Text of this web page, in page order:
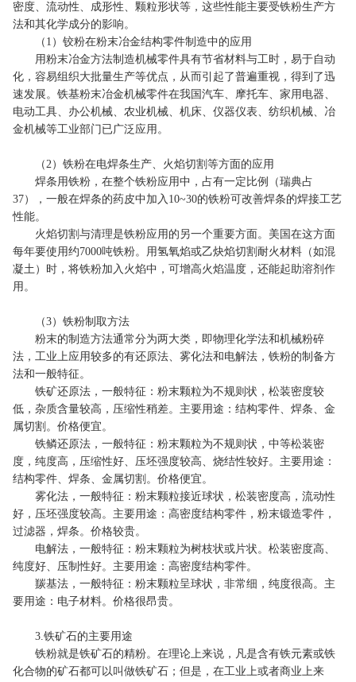
密度、流动性、成形性、颗粒形状等，这些性能主要受铁粉生产方
法和其化学成分的影响。
（1）铰粉在粉末冶金结构零件制造中的应用
用粉末冶金方法制造机械零件具有节省材料与工时，易于自动
化，容易组织大批量生产等优点，从而引起了普遍重视，得到了迅
速发展。铁基粉末冶金机械零件在我国汽车、摩托车、家用电器、
电动工具、办公机械、农业机械、机床、仪器仪表、纺织机械、冶
金机械等工业部门已广泛应用。
（2）铁粉在电焊条生产、火焰切割等方面的应用
焊条用铁粉，在整个铁粉应用中，占有一定比例（瑞典占
37），一般在焊条的药皮中加入10~30的铁粉可改善焊条的焊接工艺
性能。
火焰切割与清理是铁粉应用的另一个重要方面。美国在这方面
每年要使用约7000吨铁粉。用氢氧焰或乙炔焰切割耐火材料（如混
凝土）时，将铁粉加入火焰中，可增高火焰温度，还能起助溶剂作
用。
（3）铁粉制取方法
粉末的制造方法通常分为两大类，即物理化学法和机械粉碎
法，工业上应用较多的有还原法、雾化法和电解法，铁粉的制备方
法和一般特征。
铁矿还原法，一般特征：粉末颗粒为不规则状，松装密度较
低，杂质含量较高，压缩性稍差。主要用途：结构零件、焊条、金
属切割。价格便宜。
铁鳞还原法，一般特征：粉末颗粒为不规则状，中等松装密
度，纯度高，压缩性好、压坯强度较高、烧结性较好。主要用途：
结构零件、焊条、金属切割。价格便宜。
雾化法，一般特征：粉末颗粒接近球状，松装密度高，流动性
好，压坯强度较高。主要用途：高密度结构零件，粉末锻造零件，
过滤器，焊条。价格较贵。
电解法，一般特征：粉末颗粒为树枝状或片状。松装密度高、
纯度好、压制性好。主要用途：高密度结构零件。
羰基法，一般特征：粉末颗粒呈球状，非常细，纯度很高。主
要用途：电子材料。价格很昂贵。
3.铁矿石的主要用途
铁粉就是铁矿石的精粉。在理论上来说，凡是含有铁元素或铁
化合物的矿石都可以叫做铁矿石；但是，在工业上或者商业上来